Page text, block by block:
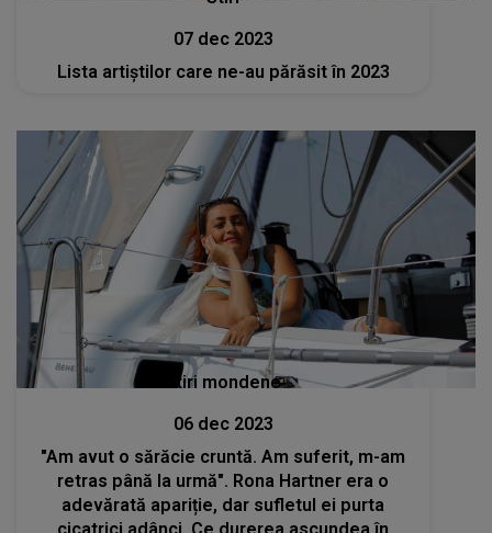
07 dec 2023
Lista artiștilor care ne-au părăsit în 2023
Stiri mondene
06 dec 2023
"Am avut o sărăcie cruntă. Am suferit, m-am
retras până la urmă". Rona Hartner era o
adevărată apariție, dar sufletul ei purta